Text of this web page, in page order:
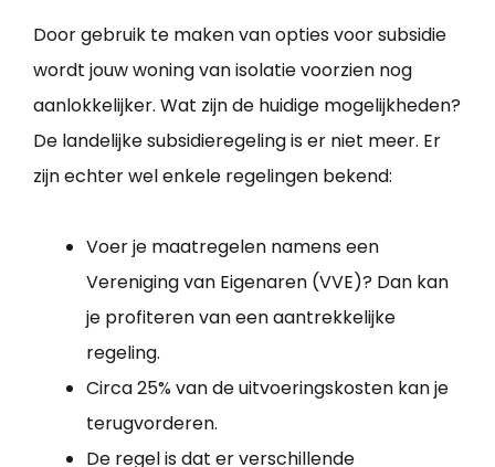
Door gebruik te maken van opties voor subsidie
wordt jouw woning van isolatie voorzien nog
aanlokkelijker. Wat zijn de huidige mogelijkheden?
De landelijke subsidieregeling is er niet meer. Er
zijn echter wel enkele regelingen bekend:
Voer je maatregelen namens een
Vereniging van Eigenaren (VVE)? Dan kan
je profiteren van een aantrekkelijke
regeling.
Circa 25% van de uitvoeringskosten kan je
terugvorderen.
De regel is dat er verschillende